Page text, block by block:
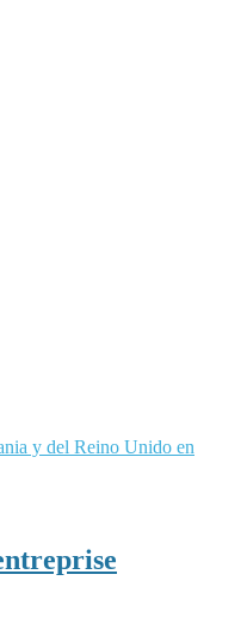
y del Reino Unido en